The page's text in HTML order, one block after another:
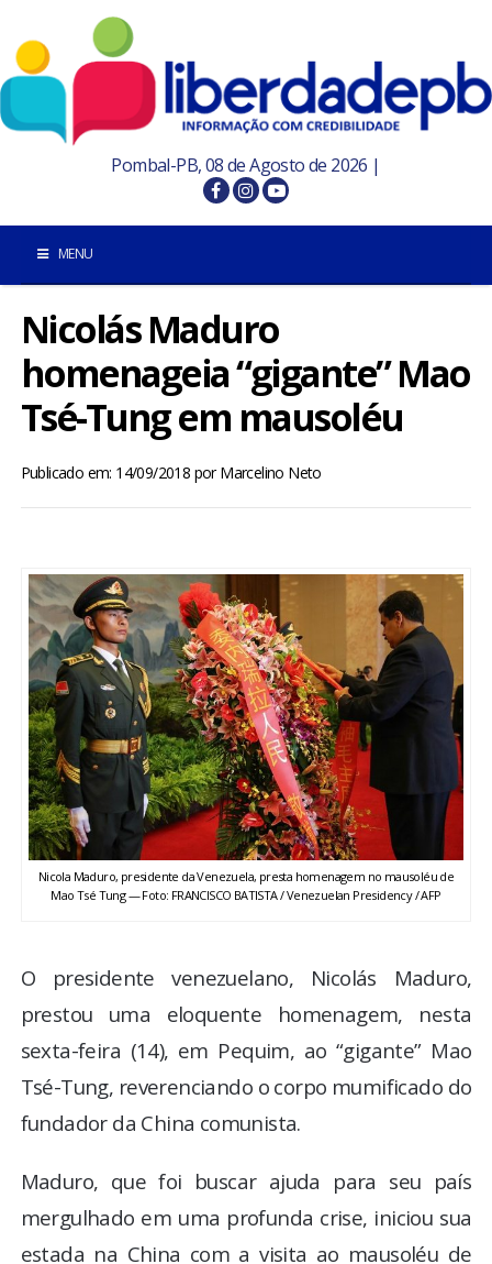
Pombal-PB, 08 de Agosto de 2026 |
MENU
INÍCIO
POMBAL E REGIÃO
BRASIL
ESPORTES
ENTRETENIMENTO
ENQUETE
TV LPB
FOTOS
Nicolás Maduro
homenageia “gigante” Mao
Tsé-Tung em mausoléu
Publicado em: 14/09/2018 porMarcelino Neto
Nicola Maduro, presidente da Venezuela, presta homenagem no mausoléu de
Mao Tsé Tung — Foto: FRANCISCO BATISTA / Venezuelan Presidency / AFP
O presidente venezuelano, Nicolás Maduro,
prestou uma eloquente homenagem, nesta
sexta-feira (14), em Pequim, ao “gigante” Mao
Tsé-Tung, reverenciando o corpo mumificado do
fundador da China comunista.
Maduro, que foi buscar ajuda para seu país
mergulhado em uma profunda crise, iniciou sua
estada na China com a visita ao mausoléu de